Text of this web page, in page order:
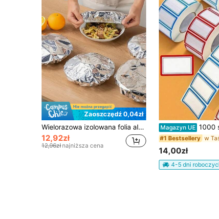
Zaoszczędź 0,04zł
Wielorazowa izolowana folia aluminiowa do żywności, rozciągliwa kuchenna folia do zachowania świeżości, trwała i odporna na wysoką temperaturę do owoców, posiłków, naczyń, izolowanych pojemników na żywność, podgrzewania posiłków, z powierzchnią odblaskową, odporna na wysoką temperaturę pokrywka
12,92zł
12,96zł najniższa cena
Magazyn UE 1000 szt. wodoodpornych i olejoodpornych etykiet bez pozostałości - nadają się do lodówki, zamrażarki, pomieszczeń do przechowywania żywności i
#1 Bestsellery
14,00zł
4-5 dni